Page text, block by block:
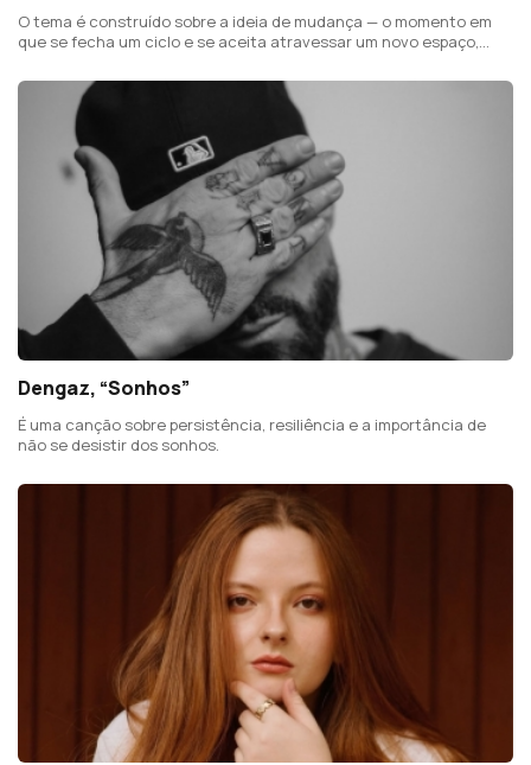
O tema é construído sobre a ideia de mudança — o momento em
que se fecha um ciclo e se aceita atravessar um novo espaço,
Dengaz, “Sonhos”
É uma canção sobre persistência, resiliência e a importância de
não se desistir dos sonhos.